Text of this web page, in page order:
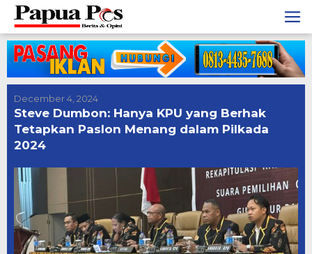
Skip
content
December 4, 2024
Steve Dumbon: Hanya KPU yang Berhak
Tetapkan Paslon Menang dalam Pilkada
2024